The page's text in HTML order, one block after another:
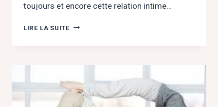
toujours et encore cette relation intime…
LIRE LA SUITELA